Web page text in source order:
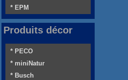
* EPM
Produits décor
* PECO
* miniNatur
* Busch